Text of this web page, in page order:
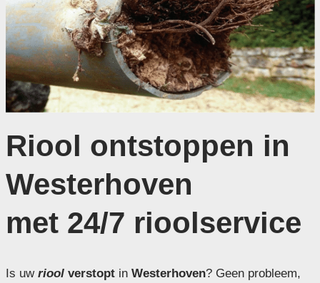
Riool ontstoppen in
Westerhoven
met 24/7 rioolservice
Is uw rioolverstoptin Westerhoven? Geen probleem,